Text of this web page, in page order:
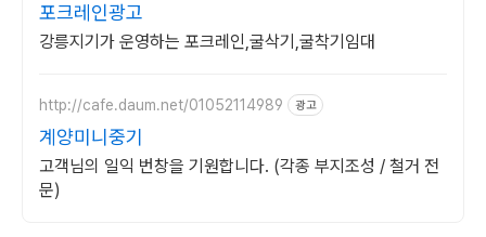
포크레인광고
강릉지기가 운영하는 포크레인,굴삭기,굴착기임대
http://cafe.daum.net/01052114989 광고
계양미니중기
고객님의 일익 번창을 기원합니다. (각종 부지조성 / 철거 전
문)